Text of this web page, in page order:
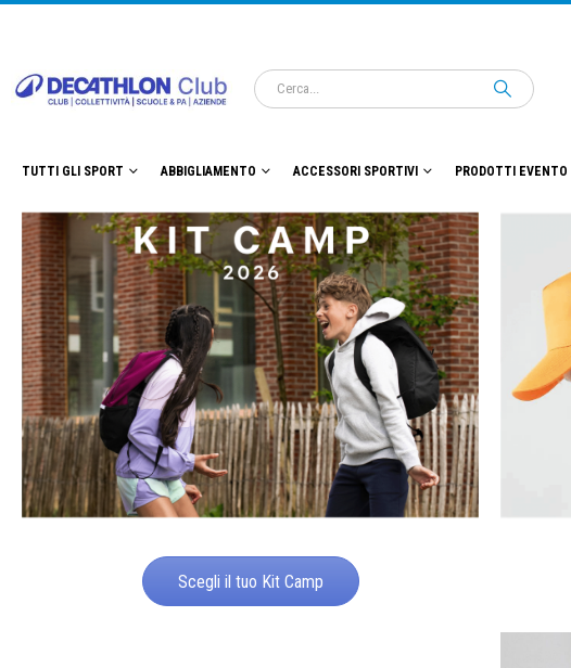
TUTTI GLI SPORT ABBIGLIAMENTO ACCESSORI SPORTIVI PRODOTTI EVENTO
Scegli il tuo Kit Camp